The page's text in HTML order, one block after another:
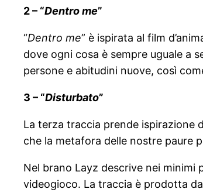
2 – “Dentro me”
“Dentro me” è ispirata al film
dove ogni cosa è sempre uguale a
persone e abitudini nuove, così
3 – “Disturbato”
La terza traccia prende ispirazione
che la metafora delle nostre paure
Nel brano Layz descrive nei
videogioco. La traccia è prodotta